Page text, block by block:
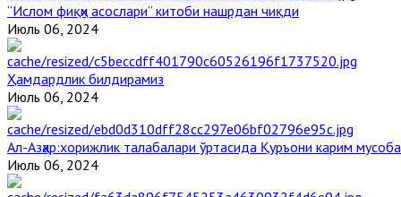
“Ислом фиқҳи асослари” китоби нашрдан чиқди
Июль 06, 2024
Ҳамдардлик билдирамиз
Июль 06, 2024
Aл-Aзҳар:хорижлик талабалари ўртасида Қуръони карим
Июль 06, 2024